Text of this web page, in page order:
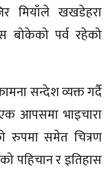
मियाँले खखडेहरा
बोकेको पर्व रहेको
सन्देश व्यक्त गर्दै
आपसमा भाइचारा
रुपमा समेत चित्रण
पहिचान र इतिहास